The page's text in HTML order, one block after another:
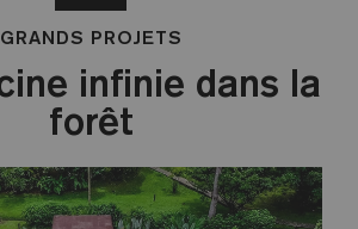
GRANDS PROJETS
infinie dans la
forêt